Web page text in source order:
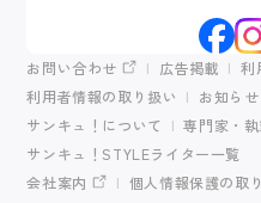
お問い合わせ 広告掲載 利
利用者情報の取り扱い
お知らせ
サンキュ！について
専門家・
サンキュ！STYLEライター一覧
会社案内
個人情報保護の取